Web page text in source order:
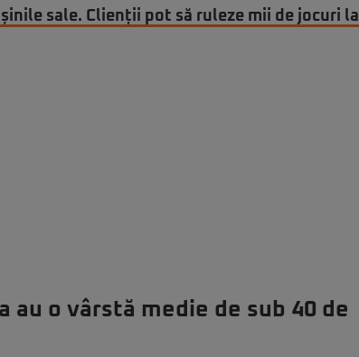
sale. Clienții pot să ruleze mii de jocuri la
au o vârstă medie de sub 40 de